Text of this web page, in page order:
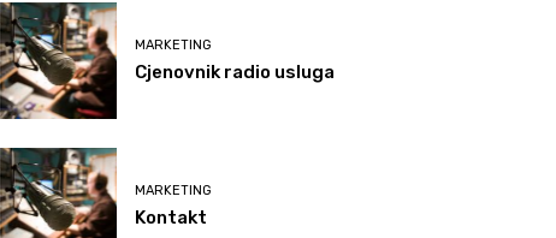
MARKETING
Cjenovnik radio usluga
MARKETING
Kontakt